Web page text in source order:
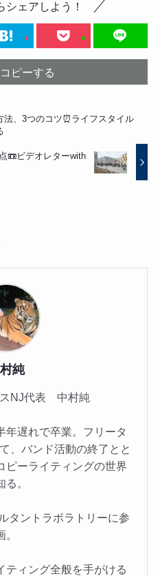
シェアしよう！
ピーする
法、3つのコツ⏰ライフスタイル
📼ビデオレターwith
純
NJ代表 中村純
年遅れで卒業。フリータ
、バンド活動の終了とと
ピーライティングの世界
る。
タントラボラトリーに参
。
ティング全般を手がける